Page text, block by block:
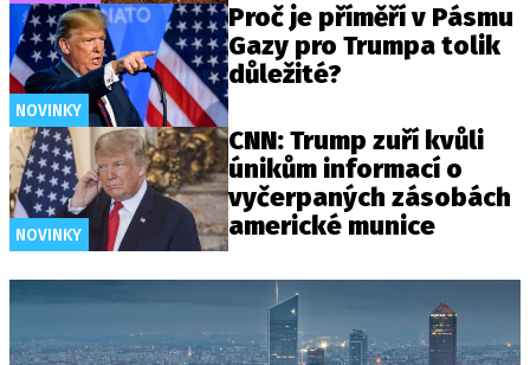
NOVINKY
Proč je příměří v Pásmu
Gazy pro Trumpa tolik
důležité?
NOVINKY
CNN: Trump zuří kvůli
únikům informací o
vyčerpaných zásobách
americké munice